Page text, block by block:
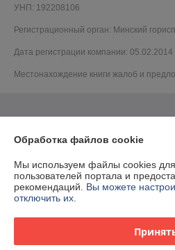
УНП: 192208106
Регистрационный орган: Минский
Дата регистрации компании: 05.02.2014
Местонахождение книги жалоб и
Обработка файлов cookie
Мы используем файлы cookies для
пользователей портала и
рекомендаций. Вы можете
отключить их.